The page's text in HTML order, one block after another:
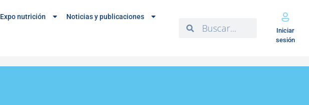
Expo nutrición Noticias y publicaciones
Iniciar
sesión